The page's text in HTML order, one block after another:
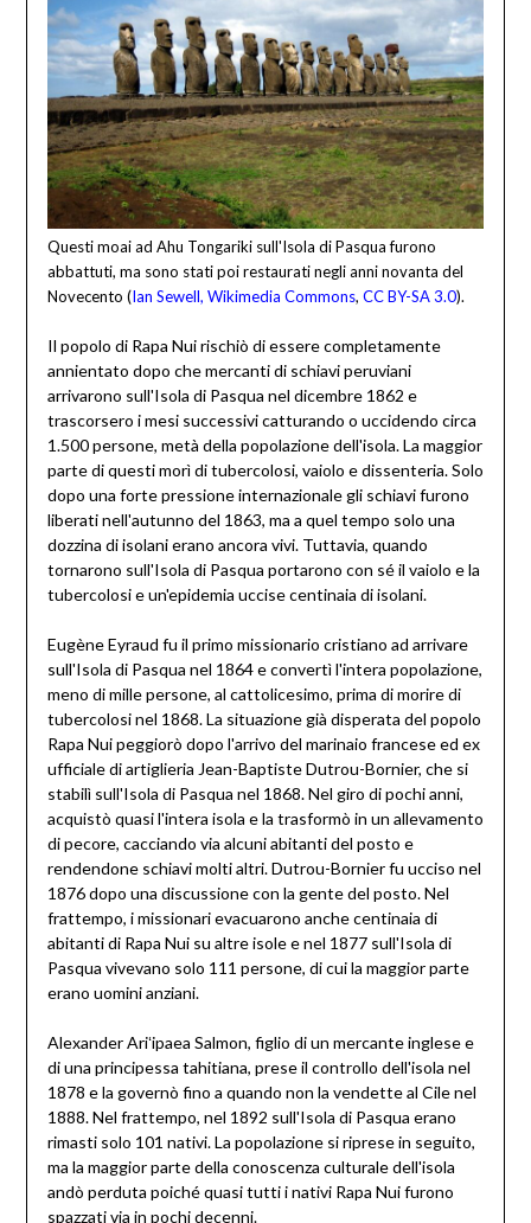
Questi moai ad Ahu Tongariki sull'Isola di Pasqua furono
abbattuti, ma sono stati poi restaurati negli anni novanta del
Novecento (Ian Sewell, Wikimedia Commons, CC BY-SA 3.0).
Il popolo di Rapa Nui rischiò di essere completamente
annientato dopo che mercanti di schiavi peruviani
arrivarono sull'Isola di Pasqua nel dicembre 1862 e
trascorsero i mesi successivi catturando o uccidendo circa
1.500 persone, metà della popolazione dell'isola. La maggior
parte di questi morì di tubercolosi, vaiolo e dissenteria. Solo
dopo una forte pressione internazionale gli schiavi furono
liberati nell'autunno del 1863, ma a quel tempo solo una
dozzina di isolani erano ancora vivi. Tuttavia, quando
tornarono sull'Isola di Pasqua portarono con sé il vaiolo e la
tubercolosi e un'epidemia uccise centinaia di isolani.
Eugène Eyraud fu il primo missionario cristiano ad arrivare
sull'Isola di Pasqua nel 1864 e convertì l'intera popolazione,
meno di mille persone, al cattolicesimo, prima di morire di
tubercolosi nel 1868. La situazione già disperata del popolo
Rapa Nui peggiorò dopo l'arrivo del marinaio francese ed ex
ufficiale di artiglieria Jean-Baptiste Dutrou-Bornier, che si
stabilì sull'Isola di Pasqua nel 1868. Nel giro di pochi anni,
acquistò quasi l'intera isola e la trasformò in un allevamento
di pecore, cacciando via alcuni abitanti del posto e
rendendone schiavi molti altri. Dutrou-Bornier fu ucciso nel
1876 dopo una discussione con la gente del posto. Nel
frattempo, i missionari evacuarono anche centinaia di
abitanti di Rapa Nui su altre isole e nel 1877 sull'Isola di
Pasqua vivevano solo 111 persone, di cui la maggior parte
erano uomini anziani.
Alexander Ariʻipaea Salmon, figlio di un mercante inglese e
di una principessa tahitiana, prese il controllo dell'isola nel
1878 e la governò fino a quando non la vendette al Cile nel
1888. Nel frattempo, nel 1892 sull'Isola di Pasqua erano
rimasti solo 101 nativi. La popolazione si riprese in seguito,
ma la maggior parte della conoscenza culturale dell'isola
andò perduta poiché quasi tutti i nativi Rapa Nui furono
spazzati via in pochi decenni.